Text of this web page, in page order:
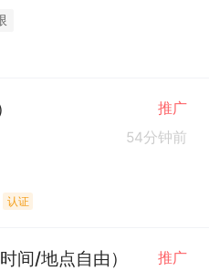
推广
54分钟前
认证
间/地点自由） 推广